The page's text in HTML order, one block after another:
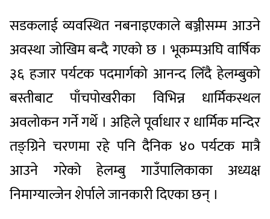
सडकलाई व्यवस्थित नबनाइएकाले बञ्जीसम्म आउने
अवस्था जोखिम बन्दै गएको छ । भूकम्पअघि वार्षिक
३६ हजार पर्यटक पदमार्गको आनन्द लिँदै हेलम्बुको
बस्तीबाट पाँचपोखरीका विभिन्न धार्मिकस्थल
अवलोकन गर्ने गर्थे । अहिले पूर्वाधार र धार्मिक मन्दिर
तङ्ग्रिने चरणमा रहे पनि दैनिक ४० पर्यटक मात्रै
आउने गरेको हेलम्बु गाउँपालिकाका अध्यक्ष
निमाग्याल्जेन शेर्पाले जानकारी दिएका छन् ।